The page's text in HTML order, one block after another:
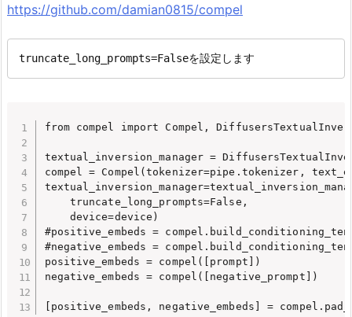
https://github.com/damian0815/compel
truncate_long_prompts=Falseを設定します
from compel import Compel,
textual_inversion_manager =
compel = Compel(tokenizer=pipe.tokenizer,
    truncate_long_prompts=False,
    device=device)
#positive_embeds =
#negative_embeds =
positive_embeds = compel([prompt])
negative_embeds = compel([negative_prompt])